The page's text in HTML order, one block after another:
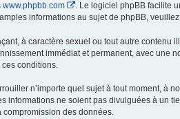
www.phpbb.com
. Le logiciel phpBB facilite
informations au sujet de phpBB,
à caractère sexuel ou tout autre contenu
immédiat et permanent, avec une
conditions.
n’importe quel sujet à tout moment, à
ne soient pas divulguées à un
des données.